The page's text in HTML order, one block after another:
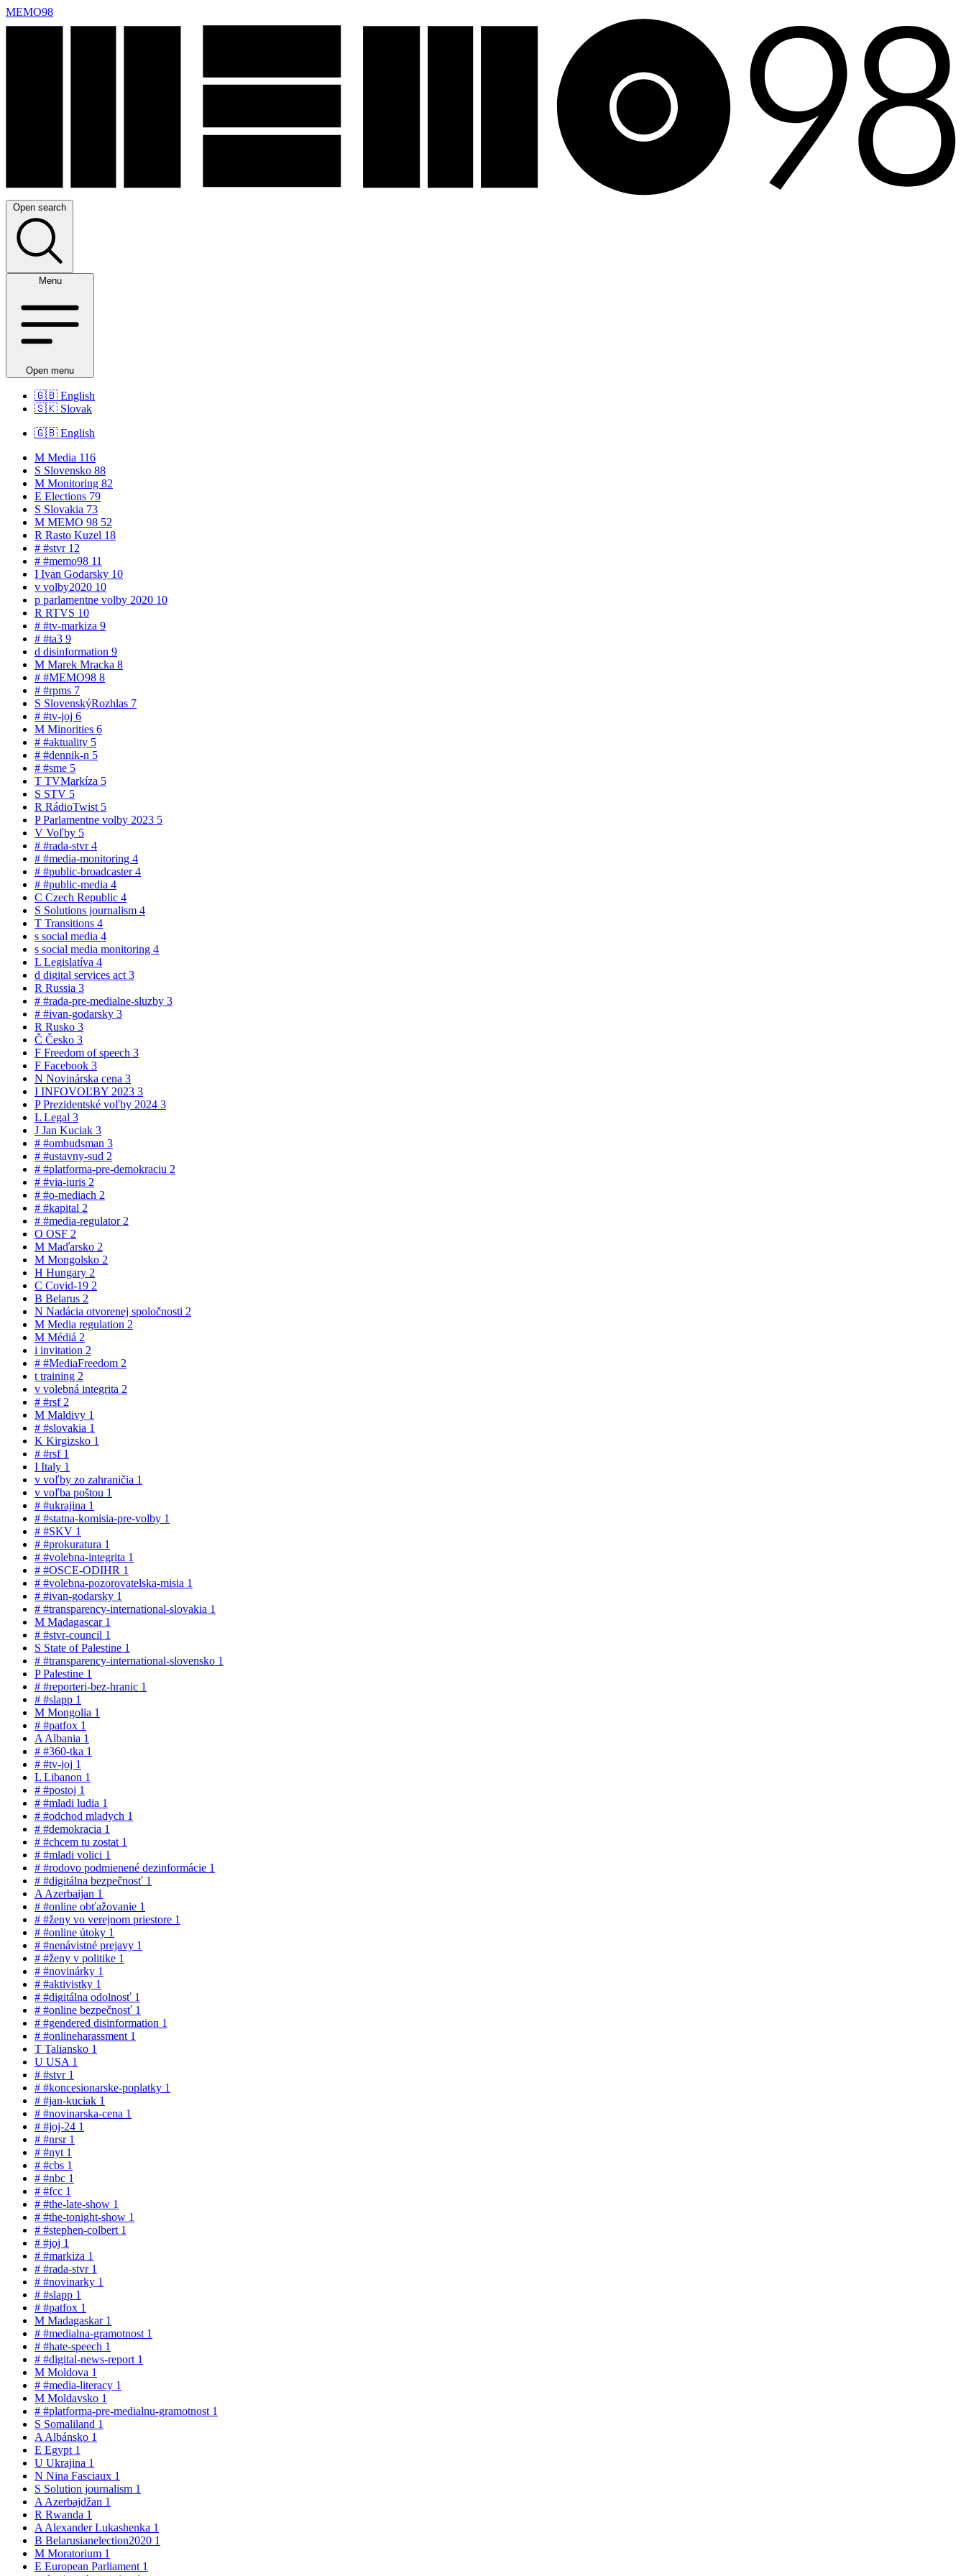
MEMO98
Open search
Menu
Open menu
🇬🇧 English
🇸🇰 Slovak
🇬🇧 English
M Media 116
S Slovensko 88
M Monitoring 82
E Elections 79
S Slovakia 73
M MEMO 98 52
R Rasto Kuzel 18
# #stvr 12
# #memo98 11
I Ivan Godarsky 10
v volby2020 10
p parlamentne volby 2020 10
R RTVS 10
# #tv-markiza 9
# #ta3 9
d disinformation 9
M Marek Mracka 8
# #MEMO98 8
# #rpms 7
S SlovenskýRozhlas 7
# #tv-joj 6
M Minorities 6
# #aktuality 5
# #dennik-n 5
# #sme 5
T TVMarkíza 5
S STV 5
R RádioTwist 5
PParlamentne volby 2023 5
V Voľby 5
# #rada-stvr4
# #media-monitoring 4
# #public-broadcaster4
# #public-media 4
C Czech Republic 4
S Solutions journalism 4
T Transitions 4
s social media 4
s social media monitoring 4
L Legislatíva 4
d digital services act 3
R Russia 3
# #rada-pre-medialne-sluzby 3
# #ivan-godarsky 3
R Rusko 3
Č Česko 3
F Freedom of speech 3
F Facebook 3
N Novinárska cena 3
I INFOVOĽBY 2023 3
PPrezidentské voľby 2024 3
L Legal 3
J Jan Kuciak 3
# #ombudsman 3
# #ustavny-sud 2
# #platforma-pre-demokraciu 2
# #via-iuris 2
# #o-mediach 2
# #kapital 2
# #media-regulator 2
O OSF 2
M Maďarsko 2
M Mongolsko 2
H Hungary 2
C Covid-19 2
B Belarus 2
N Nadácia otvorenej spoločnosti 2
M Media regulation 2
M Médiá 2
i invitation 2
# #MediaFreedom 2
t training 2
v volebná integrita 2
# #rsf 2
M Maldivy 1
# #slovakia 1
K Kirgizsko 1
# #rsf 1
I Italy 1
v voľby zo zahraničia 1
v voľba poštou 1
# #ukrajina 1
# #statna-komisia-pre-volby 1
# #SKV 1
# #prokuratura 1
# #volebna-integrita 1
# #OSCE-ODIHR 1
# #volebna-pozorovatelska-misia 1
# #ivan-godarsky 1
# #transparency-international-slovakia 1
M Madagascar 1
# #stvr-council 1
S State of Palestine 1
# #transparency-international-slovensko 1
PPalestine 1
# #reporteri-bez-hranic 1
# #slapp 1
M Mongolia 1
# #patfox 1
A Albania 1
# #360-tka 1
# #tv-joj 1
L Libanon 1
# #postoj 1
# #mladi ludia 1
# #odchod mladych 1
# #demokracia 1
# #chcem tu zostat 1
# #mladi volici 1
# #rodovo podmienené dezinformácie 1
# #digitálna bezpečnosť 1
A Azerbaijan 1
# #online obťažovanie 1
# #ženy vo verejnom priestore 1
# #online útoky 1
# #nenávistné prejavy 1
# #ženy v politike 1
# #novinárky 1
# #aktivistky 1
# #digitálna odolnosť 1
# #online bezpečnosť 1
# #gendered disinformation 1
# #onlineharassment 1
T Taliansko 1
U USA 1
# #stvr 1
# #koncesionarske-poplatky 1
# #jan-kuciak 1
# #novinarska-cena 1
# #joj-24 1
# #nrsr 1
# #nyt 1
# #cbs 1
# #nbc 1
# #fcc 1
# #the-late-show 1
# #the-tonight-show 1
# #stephen-colbert 1
# #joj 1
# #markiza 1
# #rada-stvr 1
# #novinarky 1
# #slapp 1
# #patfox 1
M Madagaskar 1
# #medialna-gramotnost 1
# #hate-speech 1
# #digital-news-report 1
M Moldova 1
# #media-literacy 1
M Moldavsko 1
# #platforma-pre-medialnu-gramotnost 1
S Somaliland 1
A Albánsko 1
E Egypt 1
U Ukrajina 1
N Nina Fasciaux 1
S Solution journalism 1
A Azerbajdžan 1
R Rwanda 1
A Alexander Lukashenka 1
B Belarusianelection2020 1
M Moratorium 1
E European Parliament 1